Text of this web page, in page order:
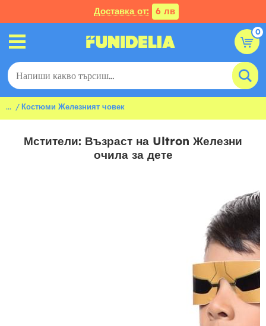
Доставка от: 6 лв
0
... Костюми Железният човек
Мстители: Възраст на Ultron Железни
очила за дете